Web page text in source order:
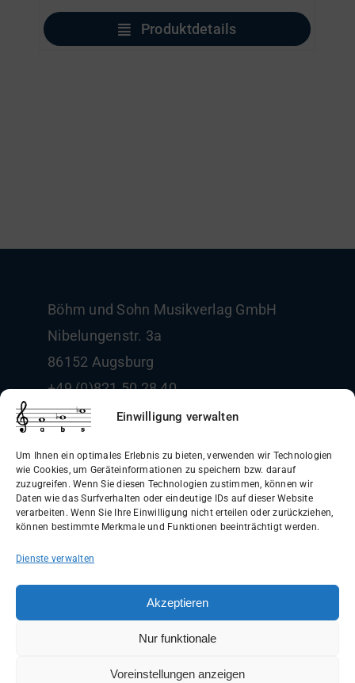
Einwilligung verwalten
Um Ihnen ein optimales Erlebnis zu bieten, verwenden wir Technologien
wie Cookies, um Geräteinformationen zu speichern bzw. darauf
zuzugreifen. Wenn Sie diesen Technologien zustimmen, können wir
Daten wie das Surfverhalten oder eindeutige IDs auf dieser Website
verarbeiten. Wenn Sie Ihre Einwilligung nicht erteilen oder zurückziehen,
können bestimmte Merkmale und Funktionen beeinträchtigt werden.
Dienste verwalten
Akzeptieren
Nur funktionale
Voreinstellungen anzeigen
Produktdetails
Böhm und Sohn Musikverlag GmbH
Nibelungenstr. 3a
86152 Augsburg
+49 (0)821 50 28 40
info@boehm-und-sohn.de
Allgemeine Geschäftsbedingungen
Datenschutzerklärung
Widerrufsbelehrung
Versandinformationen